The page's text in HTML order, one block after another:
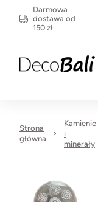
Darmowa
dostawa od
150 zł
Strona
główna
Kamienie
i
minerały